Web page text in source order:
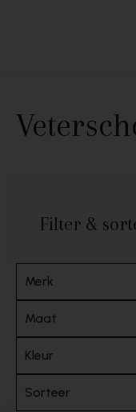
Filter &
Merk
Maat
Kleur
Sorteer